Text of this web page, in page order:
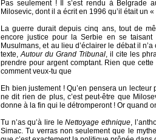
Pas seulement ! Il s’est rendu à Belgrade
Milosevic, dont il a écrit en 1996 qu’il était un
La guerre durait depuis cinq ans, tout de
encore justice pour la Serbie en se
Musulmans, et au lieu d’éclairer le débat il
texte,Autour du Grand Tribunal, il cite les
prendre pour argent comptant. Rien que
comment veux-tu que
Eh bien justement ! Qu’en pensera un
ne dit rien de plus, c’est peut-être que
donne à la fin qui le détromperont ! Or quand
Tu n’as qu’à lire leNettoyage ethnique,
Simac. Tu verras non seulement que le